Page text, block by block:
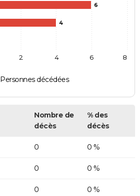
6
4
Personnes décédées
2 4 6 8
Nombre de
décès
% des
décès
0 0 %
0 0 %
0 0 %